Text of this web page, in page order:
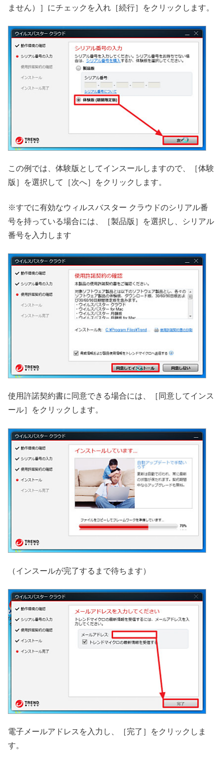
ません）］にチェックを入れ［続行］をクリックします。
この例では、体験版としてインスールしますので、［体験
版］を選択して［次へ］をクリックします。
※すでに有効なウィルスバスター クラウドのシリアル番
号を持っている場合には、［製品版］を選択し、シリアル
番号を入力します
使用許諾契約書に同意できる場合には、［同意してインス
ール］をクリックします。
（インスールが完了するまで待ちます）
電子メールアドレスを入力し、［完了］をクリックしま
す。